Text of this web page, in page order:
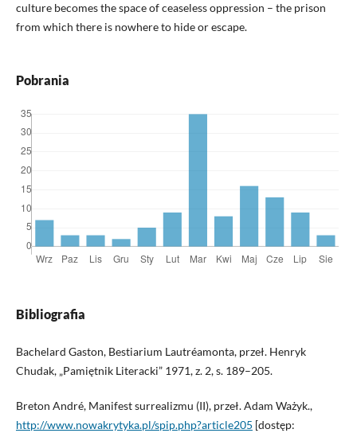
culture becomes the space of ceaseless oppression – the prison
from which there is nowhere to hide or escape.
Pobrania
Bibliografia
Bachelard Gaston, Bestiarium Lautréamonta, przeł. Henryk
Chudak, „Pamiętnik Literacki” 1971, z. 2, s. 189–205.
Breton André, Manifest surrealizmu (II), przeł. Adam Ważyk.,
http://www.nowakrytyka.pl/spip.php?article205 [dostęp: